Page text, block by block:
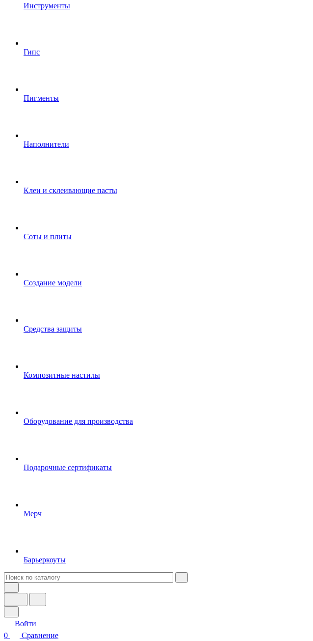
Инструменты
Гипс
Пигменты
Наполнители
Клеи и склеивающие пасты
Соты и плиты
Создание модели
Средства защиты
Композитные настилы
Оборудование для производства
Подарочные сертификаты
Мерч
Барьеркоуты
Войти
0
Сравнение